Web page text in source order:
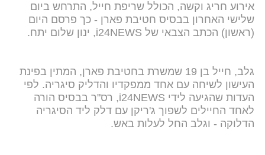
אירוע חריג וקשה, הכולל שריפת חייל, התרחש ביום
שלישי האחרון בבסיס חטיבת פארן - כך פרסם היום
(ראשון) הכתב הצבאי של i24NEWS, ינון שלום יתח.
גלב, חייל בן 19 שמשרת בחטיבת פארן, המתין בפינת
העישון לשיחה עם אחד ממפקדיו והדליק סיגריה. לפי
העדות שהגיעה לידי i24NEWS, רס"ר בבסיס הורה
לאחד החיילים לשפוך ג'ריקן עם דלק ליד הסיגריה
הדלוקה - וגלב החל לעלות באש.